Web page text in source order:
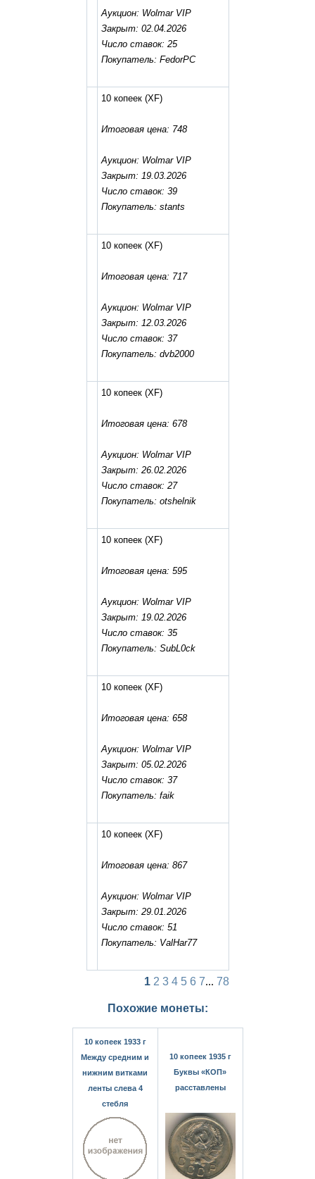
Аукцион: Wolmar VIP
Закрыт: 02.04.2026
Число ставок: 25
Покупатель: FedorPC
10 копеек(XF)
Итоговая цена: 748
Аукцион: Wolmar VIP
Закрыт: 19.03.2026
Число ставок: 39
Покупатель: stants
10 копеек(XF)
Итоговая цена: 717
Аукцион: Wolmar VIP
Закрыт: 12.03.2026
Число ставок: 37
Покупатель: dvb2000
10 копеек(XF)
Итоговая цена: 678
Аукцион: Wolmar VIP
Закрыт: 26.02.2026
Число ставок: 27
Покупатель: otshelnik
10 копеек(XF)
Итоговая цена: 595
Аукцион: Wolmar VIP
Закрыт: 19.02.2026
Число ставок: 35
Покупатель: SubL0ck
10 копеек(XF)
Итоговая цена: 658
Аукцион: Wolmar VIP
Закрыт: 05.02.2026
Число ставок: 37
Покупатель: faik
10 копеек(XF)
Итоговая цена: 867
Аукцион: Wolmar VIP
Закрыт: 29.01.2026
Число ставок: 51
Покупатель: ValHar77
1 2 3 4 5 6 7... 78
Похожие монеты:
10 копеек 1933 г
Между средним и
нижним витками
ленты слева 4
стебля
10 копеек 1935 г
Буквы «КОП»
расставлены